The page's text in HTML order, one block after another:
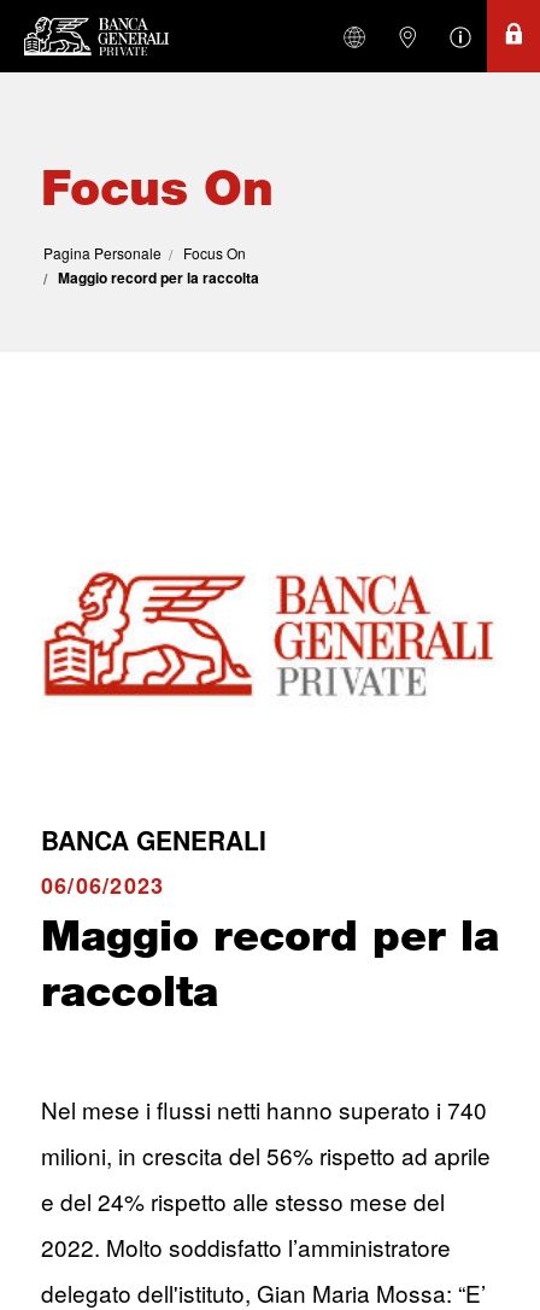
Focus On
Pagina Personale Focus On
Maggio record per la raccolta
BANCA GENERALI
06/06/2023
Maggio record per la
raccolta
Nel mese i flussi netti hanno superato i 740
milioni, in crescita del 56% rispetto ad aprile
e del 24% rispetto alle stesso mese del
2022. Molto soddisfatto l’amministratore
delegato dell'istituto, Gian Maria Mossa: “E’